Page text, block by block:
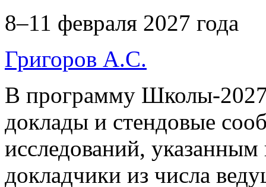
8–11 февраля 2027 года
Григоров А.С.
В программу Школы-
доклады и стендовые
исследований,
докладчики из числа